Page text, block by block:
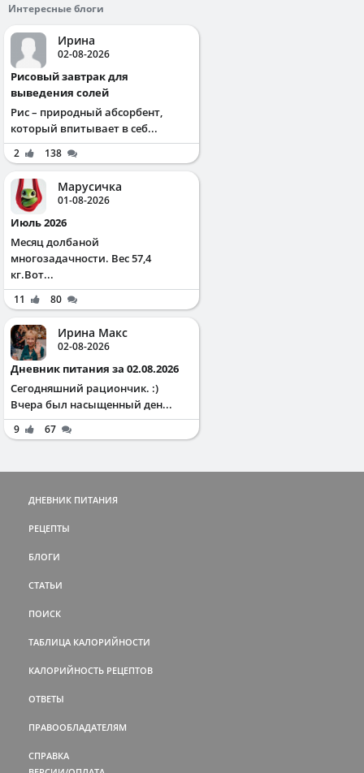
Интересные блоги
Ирина
02-08-2026
Рисовый завтрак для
выведения солей
Рис – природный абсорбент,
который впитывает в себ...
2 138
Марусичка
01-08-2026
Июль 2026
Месяц долбаной
многозадачности. Вес 57,4
кг.Вот...
11 80
Ирина Макс
02-08-2026
Дневник питания за 02.08.2026
Сегодняшний рациончик. :)
Вчера был насыщенный ден...
9 67
ДНЕВНИК ПИТАНИЯ
РЕЦЕПТЫ
БЛОГИ
СТАТЬИ
ПОИСК
ТАБЛИЦА КАЛОРИЙНОСТИ
КАЛОРИЙНОСТЬ РЕЦЕПТОВ
ОТВЕТЫ
ПРАВООБЛАДАТЕЛЯМ
СПРАВКА